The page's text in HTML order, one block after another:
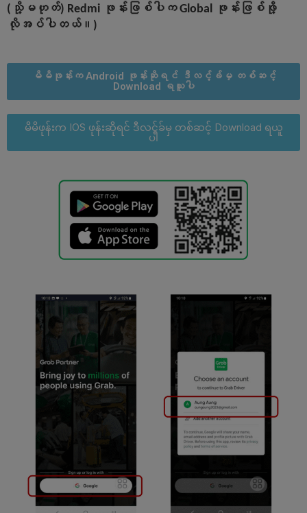
(သို့မဟုတ်) Redmi ဖုန်းဖြစ်ပါက Global ဖုန်းဖြစ်ဖို့
လိုအပ်ပါတယ်။)
မိမိဖုန်းက Android ဖုန်းဆိုရင် ဒီလင့်ခ်မှ တစ်ဆင့်
Download ရယူပါ
မိမိဖုန်းက IOS ဖုန်းဆိုရင် ဒီလင့်ခ်မှ တစ်ဆင့် Download ရယူ
ပါ